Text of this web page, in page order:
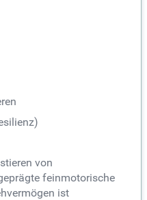
von
feinmotorische
ist